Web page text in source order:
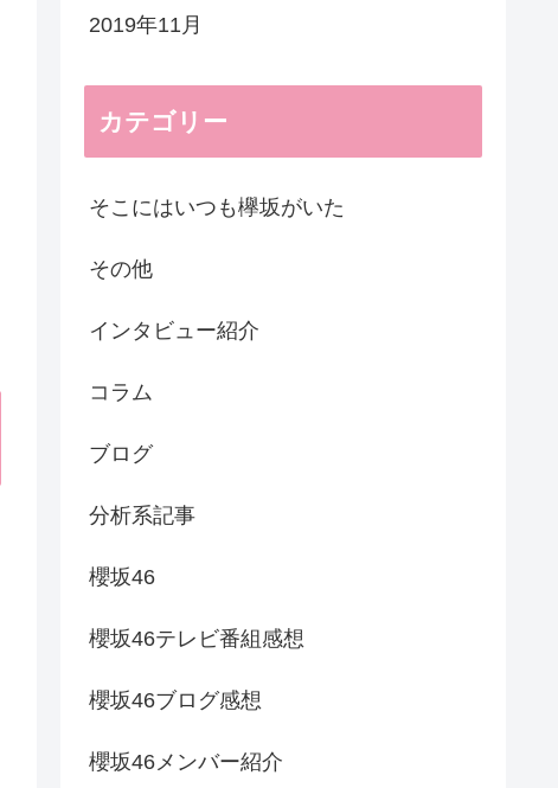
2019年11月
カテゴリー
そこにはいつも欅坂がいた
その他
インタビュー紹介
コラム
ブログ
分析系記事
櫻坂46
櫻坂46テレビ番組感想
櫻坂46ブログ感想
櫻坂46メンバー紹介